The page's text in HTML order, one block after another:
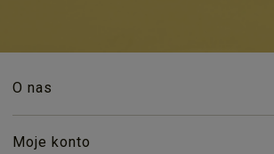
O nas
Moje konto